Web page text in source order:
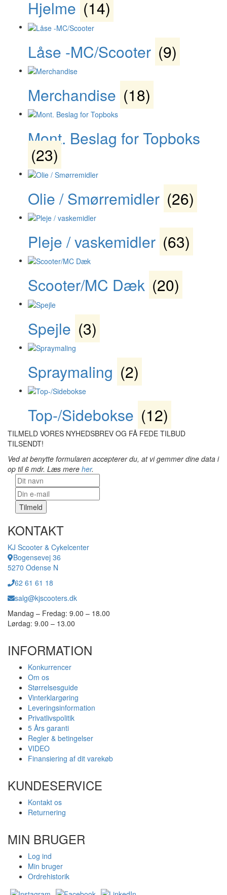
Hjelme (14)
Låse -MC/Scooter (9)
Merchandise (18)
Mont. Beslag for Topboks
(23)
Olie / Smørremidler (26)
Pleje / vaskemidler (63)
Scooter/MC Dæk (20)
Spejle (3)
Spraymaling (2)
Top-/Sidebokse (12)
TILMELD VORES NYHEDSBREV OG FÅ FEDE TILBUD
TILSENDT!
Ved at benytte formularen accepterer du, at vi gemmer dine data i
op til 6 mdr. Læs mere her.
Nyhedsbrev
Tilmeld
KONTAKT
KJ Scooter & Cykelcenter
Bogensevej 36
5270 Odense N
62 61 61 18
salg@kjscooters.dk
Mandag – Fredag: 9.00 – 18.00
Lørdag: 9.00 – 13.00
INFORMATION
Konkurrencer
Om os
Størrelsesguide
Vinterklargøring
Leveringsinformation
Privatlivspolitik
5 Års garanti
Regler & betingelser
VIDEO
Finansiering af dit varekøb
KUNDESERVICE
Kontakt os
Returnering
MIN BRUGER
Log ind
Min bruger
Ordrehistorik